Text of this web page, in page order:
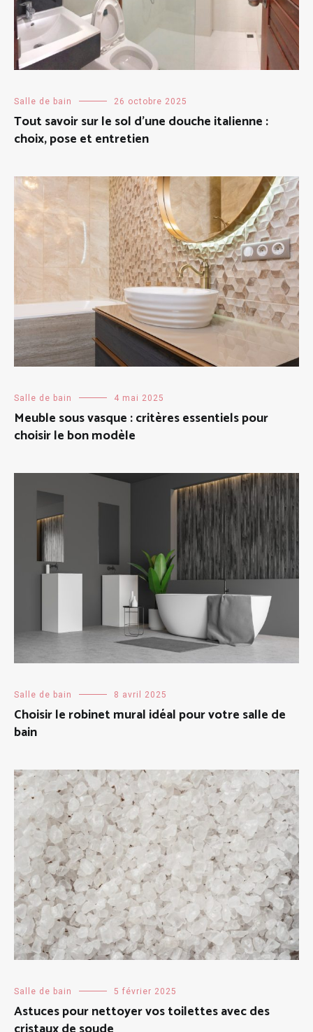
Salle de bain 26 octobre 2025
Tout savoir sur le sol d’une douche italienne :
choix, pose et entretien
Salle de bain 4 mai 2025
Meuble sous vasque : critères essentiels pour
choisir le bon modèle
Salle de bain 8 avril 2025
Choisir le robinet mural idéal pour votre salle de
bain
Salle de bain 5 février 2025
Astuces pour nettoyer vos toilettes avec des